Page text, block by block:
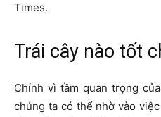
Times.
Trái cây nào tốt
Chính vì tầm quan trọng
chúng ta có thể nhờ vào